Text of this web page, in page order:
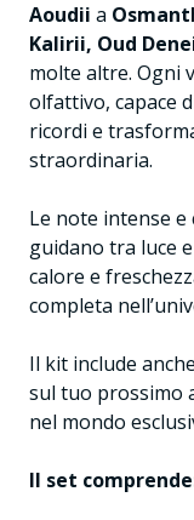
Aoudii a
Kalirii, Oud
molte altre. Ogni
olfattivo, capace
ricordi e
straordinaria.
Le note intense
guidano tra luce
calore e
completa
Il kit include
sul tuo prossimo
nel mondo
Il set